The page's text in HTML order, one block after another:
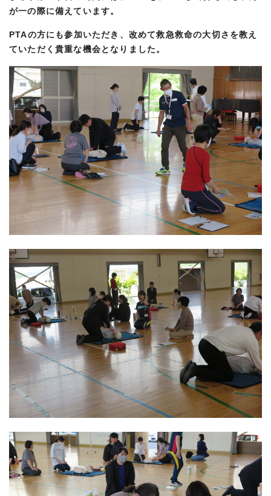
が一の際に備えています。
PTAの方にも参加いただき、改めて救急救命の大切さを教え
ていただく貴重な機会となりました。